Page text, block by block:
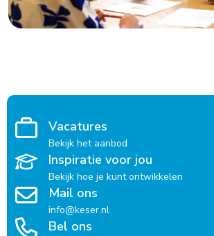
Vacatures
Bekijk het aanbod
Inspiratie voor jou
Bekijk hoe je kunt ontwikkelen
Mail ons
info@keser.nl
Bel ons